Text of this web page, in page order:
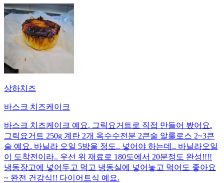
상하치즈
바스크 치즈케이크
바스크 치즈케이크 예요. 그릭요거트로 직접 만들어 봤어요.
그릭요거트 250g 계란 2개 옥수수전분 2큰술 알룰로스 2~3큰
술 예요. 바닐라 오일 5방울 정도.. 넣어야 하는데.. 바닐라오일
이 도착전이라.. 우선 위 재료로 180도에서 20분정도 완성!!!!
냉동장고에 넣어두고 먹고 냉동실에 넣어놓고 먹어도 좋아요
~ 완전 건강식!! 다이어트식 예요.